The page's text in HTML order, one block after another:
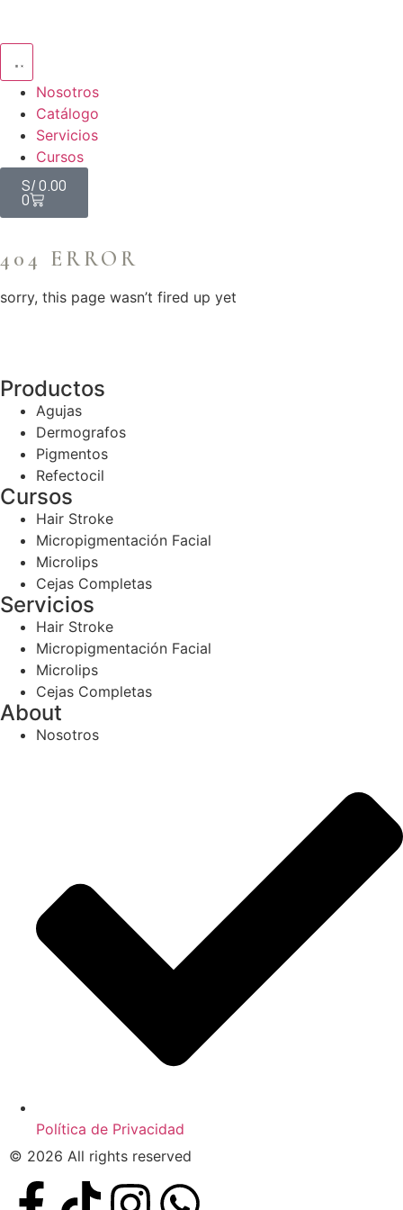
Nosotros
Catálogo
Servicios
Cursos
S/0.00
0
404 ERROR
sorry, this page wasn’t fired up yet
Productos
Agujas
Dermografos
Pigmentos
Refectocil
Cursos
Hair Stroke
Micropigmentación Facial
Microlips
Cejas Completas
Servicios
Hair Stroke
Micropigmentación Facial
Microlips
Cejas Completas
About
Nosotros
Política de Privacidad
© 2026 All rights reserved